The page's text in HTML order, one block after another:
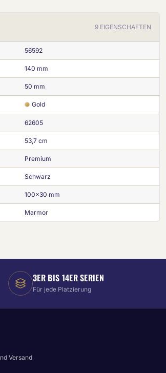
9 EIGENSCHAFTEN
56592
140 mm
50 mm
Gold
62605
53,7 cm
Premium
Schwarz
100x30 mm
Marmor
3ER BIS 14ER SERIEN
Für jede Platzierung
Versand